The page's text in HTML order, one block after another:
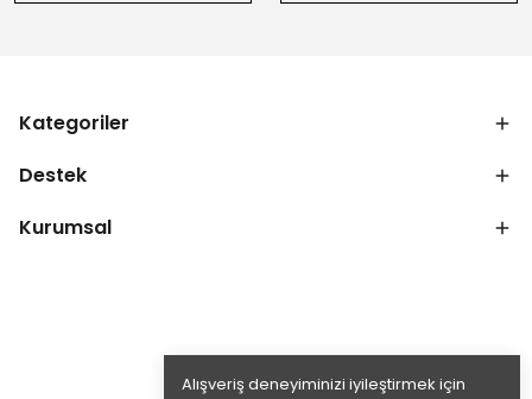
Alışveriş deneyiminizi iyileştirmek için
Kategoriler
Destek
Kurumsal